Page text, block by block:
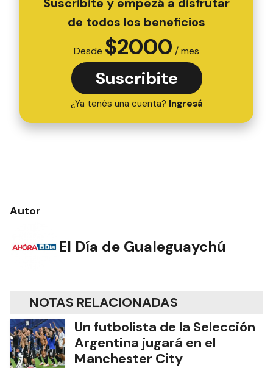
de todos los beneficios
Desde $2000 / mes
Suscribite
¿Ya tenés una cuenta? Ingresá
Autor
El Día de Gualeguaychú
NOTAS RELACIONADAS
Un futbolista de la Selección
Argentina jugará en el
Manchester City